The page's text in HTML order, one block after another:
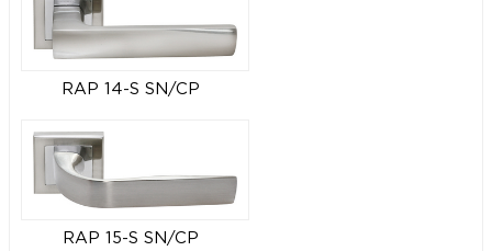
RAP 14-S SN/CP
RAP 15-S SN/CP